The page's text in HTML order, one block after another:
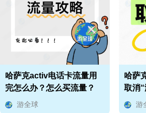
哈萨克activ电话卡流量用
完怎么办？怎么买流量？
游全球
哈萨
取消“
游